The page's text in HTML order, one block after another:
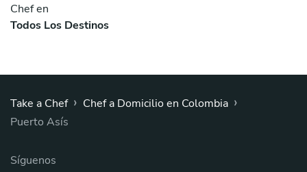
Chef en
Todos Los Destinos
Take a Chef › Chef a Domicilio en Colombia ›
Puerto Asís
Síguenos